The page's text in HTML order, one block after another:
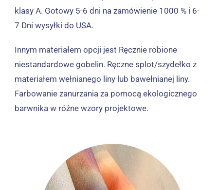
klasy A. Gotowy 5-6 dni na zamówienie 1000 % i 6-
7 Dni wysyłki do USA.
Innym materiałem opcji jest Ręcznie robione
niestandardowe gobelin. Ręczne splot/szydełko z
materiałem wełnianego liny lub bawełnianej liny.
Farbowanie zanurzania za pomocą ekologicznego
barwnika w różne wzory projektowe.